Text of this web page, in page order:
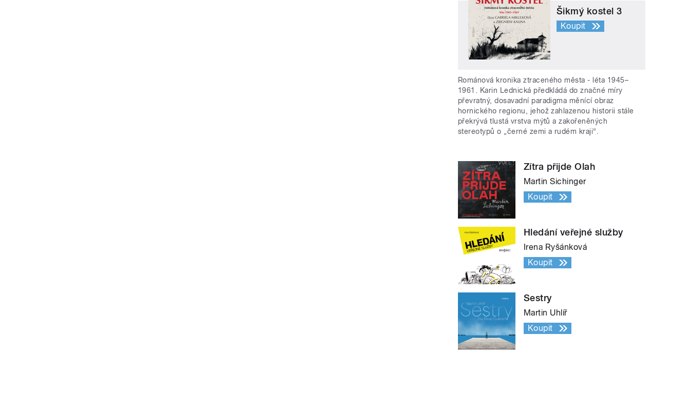
Šikmý kostel 3
Koupit
Románová kronika ztraceného města - léta 1945–
1961. Karin Lednická předkládá do značné míry
převratný, dosavadní paradigma měnící obraz
hornického regionu, jehož zahlazenou historii stále
překrývá tlustá vrstva mýtů a zakořeněných
stereotypů o „černé zemi a rudém kraji“.
Zítra přijde Olah
Martin Sichinger
Koupit
Hledání veřejné služby
Irena Ryšánková
Koupit
Sestry
Martin Uhlíř
Koupit